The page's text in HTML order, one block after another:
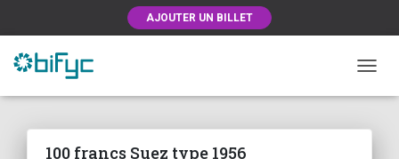
AJOUTER UN BILLET
100 francs Suez type 1956